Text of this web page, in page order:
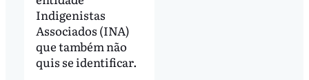
Indigenistas
Associados (INA)
que também não
quis se identificar.